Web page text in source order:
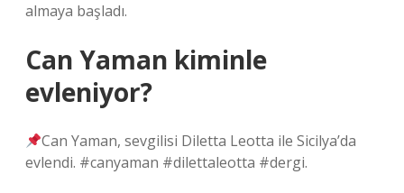
almaya başladı.
Can Yaman kiminle
evleniyor?
Can Yaman, sevgilisi Diletta Leotta ile Sicilya’da
evlendi. #canyaman #dilettaleotta #dergi.